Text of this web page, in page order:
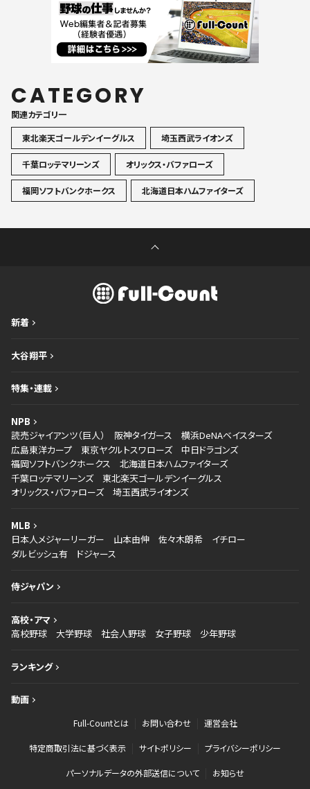
CATEGORY
関連カテゴリ一
東北楽天ゴールデンイーグルス
埼玉西武ライオンズ
千葉ロッテマリーンズ オリックス・バファローズ
福岡ソフトバンクホークス 北海道日本ハムファイターズ
新着
大谷翔平
特集・連載
NPB
読売ジャイアンツ（巨人）
阪神タイガース
横浜DeNAベイスターズ
広島東洋カープ
東京ヤクルトスワローズ
中日ドラゴンズ
福岡ソフトバンクホークス
北海道日本ハムファイターズ
千葉ロッテマリーンズ
東北楽天ゴールデンイーグルス
オリックス・バファローズ
埼玉西武ライオンズ
MLB
日本人メジャーリーガー
山本由伸 佐々木朗希
イチロー
ダルビッシュ有
ドジャース
侍ジャパン
高校・アマ
高校野球
大学野球 社会人野球 女子野球 少年野球
ランキング
動画
Full-Countとは お問い合わせ 運営会社
特定商取引法に基づく表示 サイトポリシー プライバシーポリシー
パーソナルデータの外部送信について お知らせ